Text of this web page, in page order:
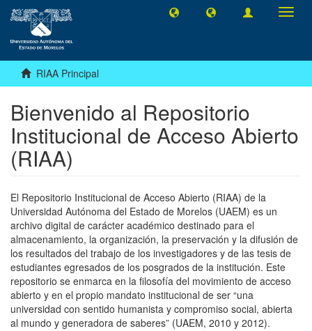
RIAA Principal
Bienvenido al Repositorio
Institucional de Acceso Abierto
(RIAA)
El Repositorio Institucional de Acceso Abierto (RIAA) de la
Universidad Autónoma del Estado de Morelos (UAEM) es un
archivo digital de carácter académico destinado para el
almacenamiento, la organización, la preservación y la difusión de
los resultados del trabajo de los investigadores y de las tesis de
estudiantes egresados de los posgrados de la institución. Este
repositorio se enmarca en la filosofía del movimiento de acceso
abierto y en el propio mandato institucional de ser “una
universidad con sentido humanista y compromiso social, abierta
al mundo y generadora de saberes” (UAEM, 2010 y 2012).